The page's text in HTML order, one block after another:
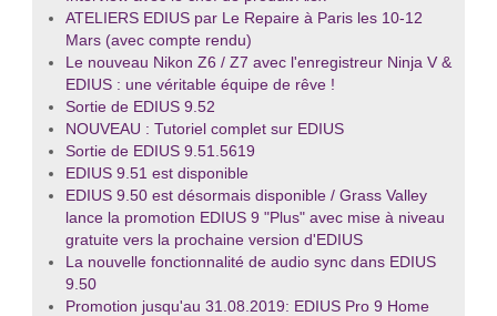
ATELIERS EDIUS par Le Repaire à Paris les 10-12
Mars (avec compte rendu)
Le nouveau Nikon Z6 / Z7 avec l'enregistreur Ninja V &
EDIUS : une véritable équipe de rêve !
Sortie de EDIUS 9.52
NOUVEAU : Tutoriel complet sur EDIUS
Sortie de EDIUS 9.51.5619
EDIUS 9.51 est disponible
EDIUS 9.50 est désormais disponible / Grass Valley
lance la promotion EDIUS 9 "Plus" avec mise à niveau
gratuite vers la prochaine version d'EDIUS
La nouvelle fonctionnalité de audio sync dans EDIUS
9.50
Promotion jusqu'au 31.08.2019: EDIUS Pro 9 Home